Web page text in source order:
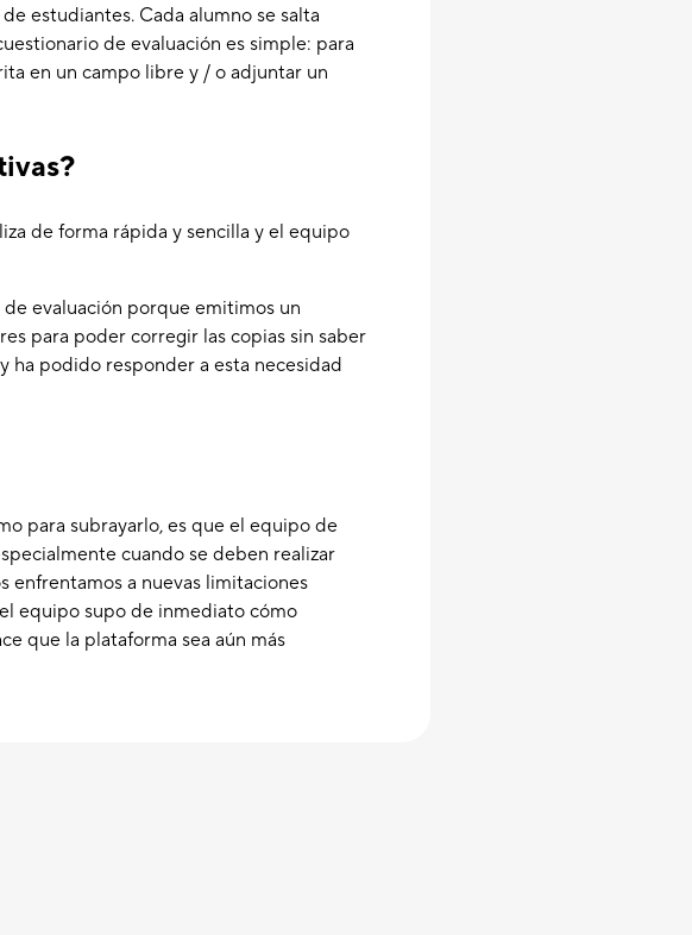
estudiantes. Cada alumno se salta
de evaluación es simple: para
en un campo libre y / o adjuntar un
de forma rápida y sencilla y el equipo
evaluación porque emitimos un
para poder corregir las copias sin saber
ha podido responder a esta necesidad
para subrayarlo, es que el equipo de
cuando se deben realizar
enfrentamos a nuevas limitaciones
equipo supo de inmediato cómo
que la plataforma sea aún más